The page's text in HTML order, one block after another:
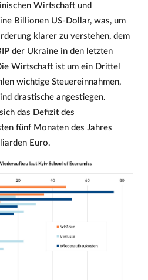
Wirtschaft und
Billionen US-Dollar, was, um
klarer zu verstehen, dem
der Ukraine in den letzten
Wirtschaft ist um ein Drittel
wichtige Steuereinnahmen,
drastische angestiegen.
das Defizit des
fünf Monaten des Jahres
Euro.